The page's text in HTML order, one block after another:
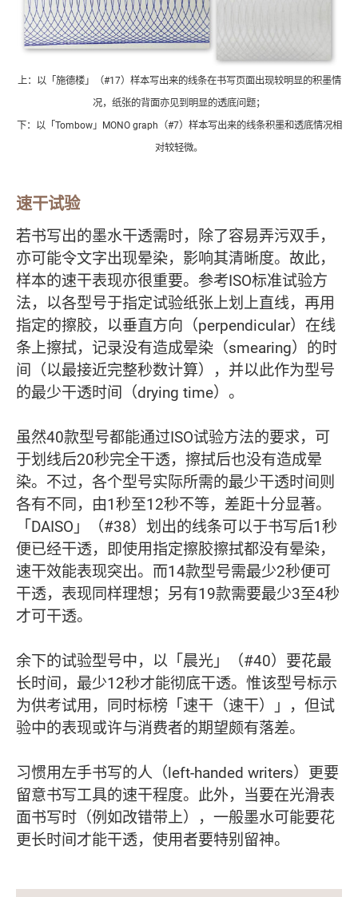
上：以「施德楼」（#17）样本写出来的线条在书写页面出现较明显的积墨情
况，纸张的背面亦见到明显的透底问题；
下：以「Tombow」MONO graph（#7）样本写出来的线条积墨和透底情况相
对较轻微。
速干试验
若书写出的墨水干透需时，除了容易弄污双手，
亦可能令文字出现晕染，影响其清晰度。故此，
样本的速干表现亦很重要。参考ISO标准试验方
法，以各型号于指定试验纸张上划上直线，再用
指定的擦胶，以垂直方向（perpendicular）在线
条上擦拭，记录没有造成晕染（smearing）的时
间（以最接近完整秒数计算），并以此作为型号
的最少干透时间（drying time）。
虽然40款型号都能通过ISO试验方法的要求，可
于划线后20秒完全干透，擦拭后也没有造成晕
染。不过，各个型号实际所需的最少干透时间则
各有不同，由1秒至12秒不等，差距十分显著。
「DAISO」（#38）划出的线条可以于书写后1秒
便已经干透，即使用指定擦胶擦拭都没有晕染，
速干效能表现突出。而14款型号需最少2秒便可
干透，表现同样理想；另有19款需要最少3至4秒
才可干透。
余下的试验型号中，以「晨光」（#40）要花最
长时间，最少12秒才能彻底干透。惟该型号标示
为供考试用，同时标榜「速干（速干）」，但试
验中的表现或许与消费者的期望颇有落差。
习惯用左手书写的人（left-handed writers）更要
留意书写工具的速干程度。此外，当要在光滑表
面书写时（例如改错带上），一般墨水可能要花
更长时间才能干透，使用者要特别留神。